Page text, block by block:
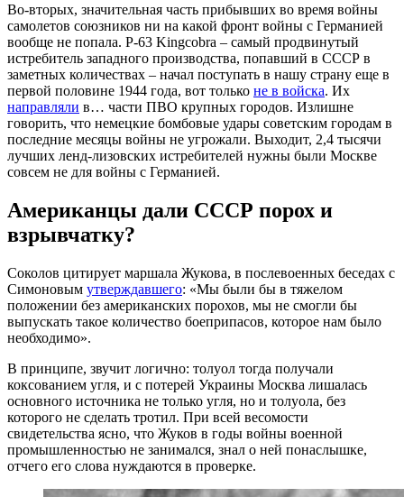
Во-вторых, значительная часть прибывших во время войны
самолетов союзников ни на какой фронт войны с Германией
вообще не попала. P-63 Kingcobra – самый продвинутый
истребитель западного производства, попавший в СССР в
заметных количествах – начал поступать в нашу страну еще в
первой половине 1944 года, вот только не в войска. Их
направляли в… части ПВО крупных городов. Излишне
говорить, что немецкие бомбовые удары советским городам в
последние месяцы войны не угрожали. Выходит, 2,4 тысячи
лучших ленд-лизовских истребителей нужны были Москве
совсем не для войны с Германией.
Американцы дали СССР порох и
взрывчатку?
Соколов цитирует маршала Жукова, в послевоенных беседах с
Симоновым утверждавшего: «Мы были бы в тяжелом
положении без американских порохов, мы не смогли бы
выпускать такое количество боеприпасов, которое нам было
необходимо».
В принципе, звучит логично: толуол тогда получали
коксованием угля, и с потерей Украины Москва лишалась
основного источника не только угля, но и толуола, без
которого не сделать тротил. При всей весомости
свидетельства ясно, что Жуков в годы войны военной
промышленностью не занимался, знал о ней понаслышке,
отчего его слова нуждаются в проверке.